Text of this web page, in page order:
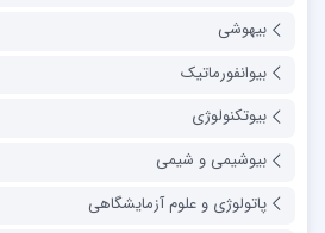
بیهوشی
بیوانفورماتیک
بیوتکنولوژی
بیوشیمی و شیمی
پاتولوژی و علوم آزمایشگاهی